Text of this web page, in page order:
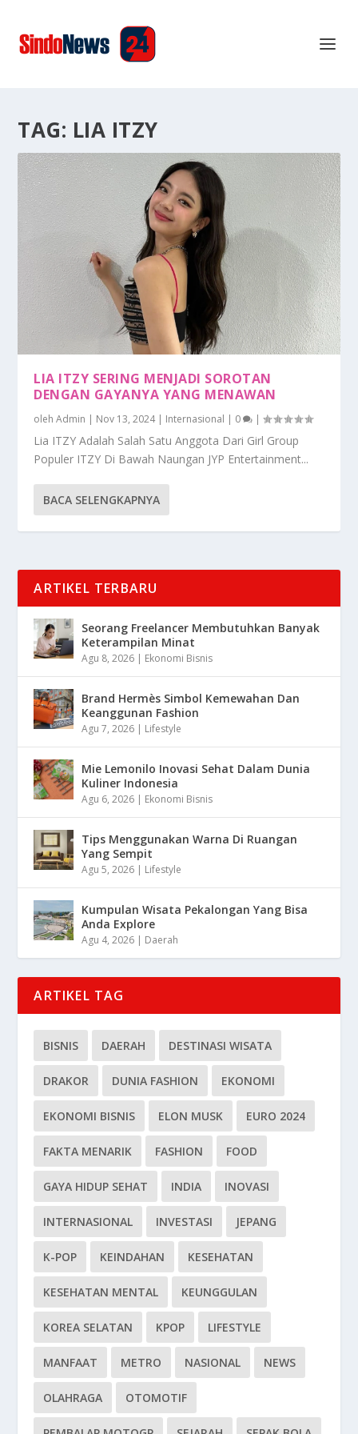
TAG: LIA ITZY
LIA ITZY SERING MENJADI SOROTAN
DENGAN GAYANYA YANG MENAWAN
olehAdmin | Nov 13, 2024| Internasional | 0 |
Lia ITZY Adalah Salah Satu Anggota Dari Girl Group
Populer ITZY Di Bawah Naungan JYP Entertainment...
BACA SELENGKAPNYA
ARTIKEL TERBARU
Seorang Freelancer Membutuhkan Banyak
Keterampilan Minat
Agu 8, 2026 | Ekonomi Bisnis
Brand Hermès Simbol Kemewahan Dan
Keanggunan Fashion
Agu 7, 2026 | Lifestyle
Mie Lemonilo Inovasi Sehat Dalam Dunia
Kuliner Indonesia
Agu 6, 2026 | Ekonomi Bisnis
Tips Menggunakan Warna Di Ruangan
Yang Sempit
Agu 5, 2026 | Lifestyle
Kumpulan Wisata Pekalongan Yang Bisa
Anda Explore
Agu 4, 2026 | Daerah
ARTIKEL TAG
BISNIS DAERAH DESTINASI WISATA
DRAKOR DUNIA FASHION EKONOMI
EKONOMI BISNIS ELON MUSK EURO 2024
FAKTA MENARIK FASHION FOOD
GAYA HIDUP SEHAT INDIA INOVASI
INTERNASIONAL INVESTASI JEPANG
K-POP KEINDAHAN KESEHATAN
KESEHATAN MENTAL KEUNGGULAN
KOREA SELATAN KPOP LIFESTYLE
MANFAAT METRO NASIONAL NEWS
OLAHRAGA OTOMOTIF